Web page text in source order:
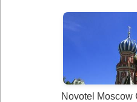
Novotel Moscow